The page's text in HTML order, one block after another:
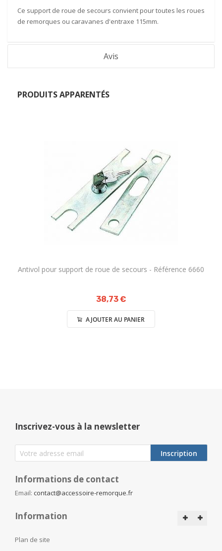
Ce support de roue de secours convient pour toutes les roues
de remorques ou caravanes d'entraxe 115mm.
Avis
PRODUITS APPARENTÉS
Antivol pour support de roue de secours - Référence 6660
38,73 €
AJOUTER AU PANIER
Inscrivez-vous à la newsletter
Inscription
Informations de contact
Email: contact@accessoire-remorque.fr
Information
Plan de site